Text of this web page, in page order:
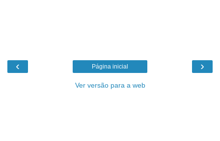
‹ ›
Página inicial
Ver versão para a web